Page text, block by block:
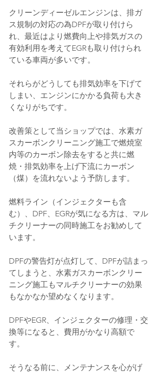
クリーンディーゼルエンジンは、排ガ
ス規制の対応の為DPFが取り付けら
れ、最近はより燃費向上や排気ガスの
有効利用を考えてEGRも取り付けられ
ている車両が多いです。
それらがどうしても排気効率を下げて
しまい、エンジンにかかる負荷も大き
くなりがちです。
改善策として当ショップでは、水素ガ
スカーボンクリーニング施工で燃焼室
内等のカーボン除去をすると共に燃
焼・排気効率を上げ下流にカーボン
（煤）を流れないよう予防します。
燃料ライン（インジェクターも含
む）、DPF、EGRが気になる方は、マル
チクリーナーの同時施工をお勧めして
います。
DPFの警告灯が点灯して、DPFが詰まっ
てしまうと、水素ガスカーボンクリー
ニング施工もマルチクリーナーの効果
もなかなか望めなくなります。
DPFやEGR、インジェクターの修理・交
換等になると、費用がかなり高額で
す。
そうなる前に、メンテナンスを心がげ